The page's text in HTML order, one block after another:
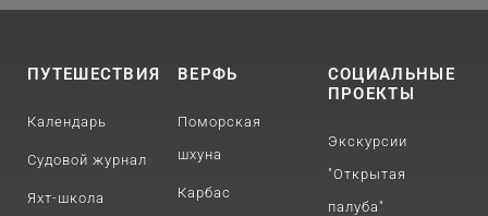
ПУТЕШЕСТВИЯ
Календарь
Судовой журнал
Яхт-школа
ВЕРФЬ
Поморская
шхуна
Карбас
СОЦИАЛЬНЫЕ
ПРОЕКТЫ
Экскурсии
"Открытая
палуба"